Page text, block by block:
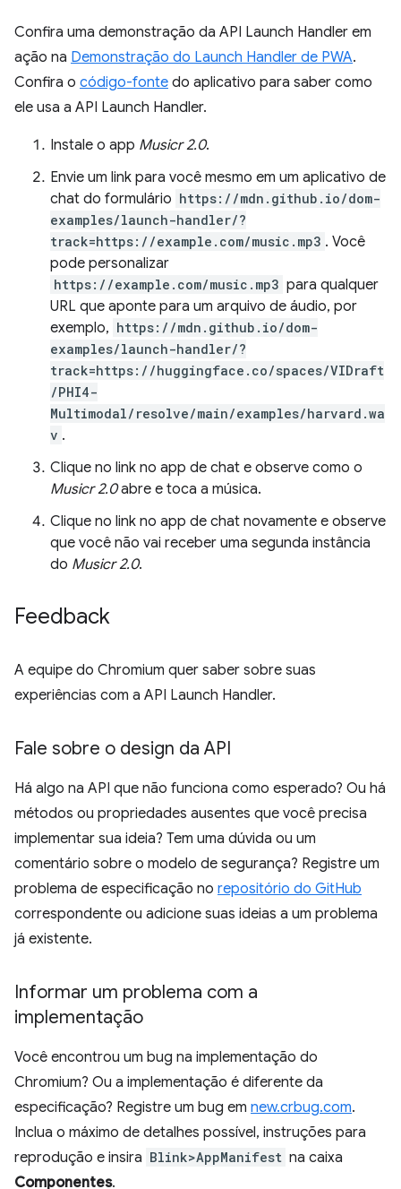
Confira uma demonstração da API Launch Handler em
ação na Demonstração do Launch Handler de PWA.
Confira o código-fonte do aplicativo para saber como
ele usa a API Launch Handler.
Instale o app Musicr 2.0.
Envie um link para você mesmo em um aplicativo de
chat do formulário https://mdn.github.io/dom-
examples/launch-handler/?
track=https://example.com/music.mp3 . Você
pode personalizar
https://example.com/music.mp3 para qualquer
URL que aponte para um arquivo de áudio, por
exemplo, https://mdn.github.io/dom-
examples/launch-handler/?
track=https://huggingface.co/spaces/VIDraft
/PHI4-
Multimodal/resolve/main/examples/harvard.wa
v .
Clique no link no app de chat e observe como o
Musicr 2.0abre e toca a música.
Clique no link no app de chat novamente e observe
que você não vai receber uma segunda instância
do Musicr 2.0.
Feedback
A equipe do Chromium quer saber sobre suas
experiências com a API Launch Handler.
Fale sobre o design da API
Há algo na API que não funciona como esperado? Ou há
métodos ou propriedades ausentes que você precisa
implementar sua ideia? Tem uma dúvida ou um
comentário sobre o modelo de segurança? Registre um
problema de especificação no repositório do GitHub
correspondente ou adicione suas ideias a um problema
já existente.
Informar um problema com a
implementação
Você encontrou um bug na implementação do
Chromium? Ou a implementação é diferente da
especificação? Registre um bug em new.crbug.com.
Inclua o máximo de detalhes possível, instruções para
reprodução e insira Blink>AppManifest na caixa
Componentes.